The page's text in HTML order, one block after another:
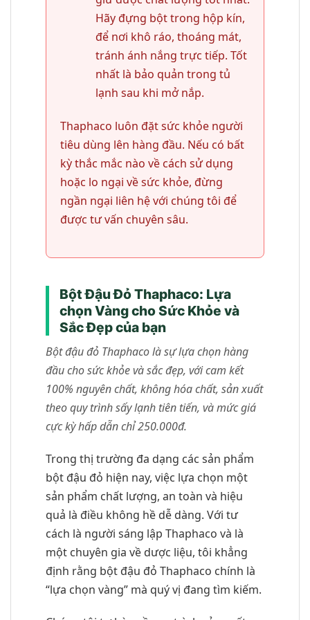
Hãy đựng bột trong hộp kín,
để nơi khô ráo, thoáng mát,
tránh ánh nắng trực tiếp. Tốt
nhất là bảo quản trong tủ
lạnh sau khi mở nắp.
Thaphaco luôn đặt sức khỏe người
tiêu dùng lên hàng đầu. Nếu có bất
kỳ thắc mắc nào về cách sử dụng
hoặc lo ngại về sức khỏe, đừng
ngần ngại liên hệ với chúng tôi để
được tư vấn chuyên sâu.
Bột Đậu Đỏ Thaphaco: Lựa
chọn Vàng cho Sức Khỏe và
Sắc Đẹp của bạn
Bột đậu đỏ Thaphaco là sự lựa chọn hàng
đầu cho sức khỏe và sắc đẹp, với cam kết
100% nguyên chất, không hóa chất, sản xuất
theo quy trình sấy lạnh tiên tiến, và mức giá
cực kỳ hấp dẫn chỉ 250.000đ.
Trong thị trường đa dạng các sản phẩm
bột đậu đỏ hiện nay, việc lựa chọn một
sản phẩm chất lượng, an toàn và hiệu
quả là điều không hề dễ dàng. Với tư
cách là người sáng lập Thaphaco và là
một chuyên gia về dược liệu, tôi khẳng
định rằng bột đậu đỏ Thaphaco chính là
“lựa chọn vàng” mà quý vị đang tìm kiếm.